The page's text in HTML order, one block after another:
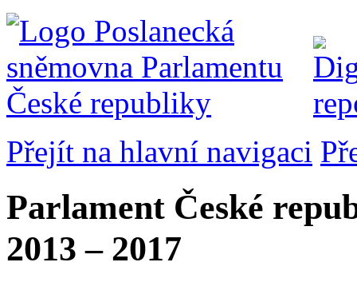
Přejít na hlavní navigaci
Parlament České
2013 – 2017